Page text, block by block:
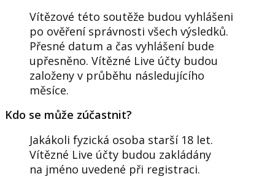
Vítězové této soutěže budou vyhlášeni
po ověření správnosti všech výsledků.
Přesné datum a čas vyhlášení bude
upřesněno. Vítězné Live účty budou
založeny v průběhu následujícího
měsíce.
Kdo se může zúčastnit?
Jakákoli fyzická osoba starší 18 let.
Vítězné Live účty budou zakládány
na jméno uvedené při registraci.